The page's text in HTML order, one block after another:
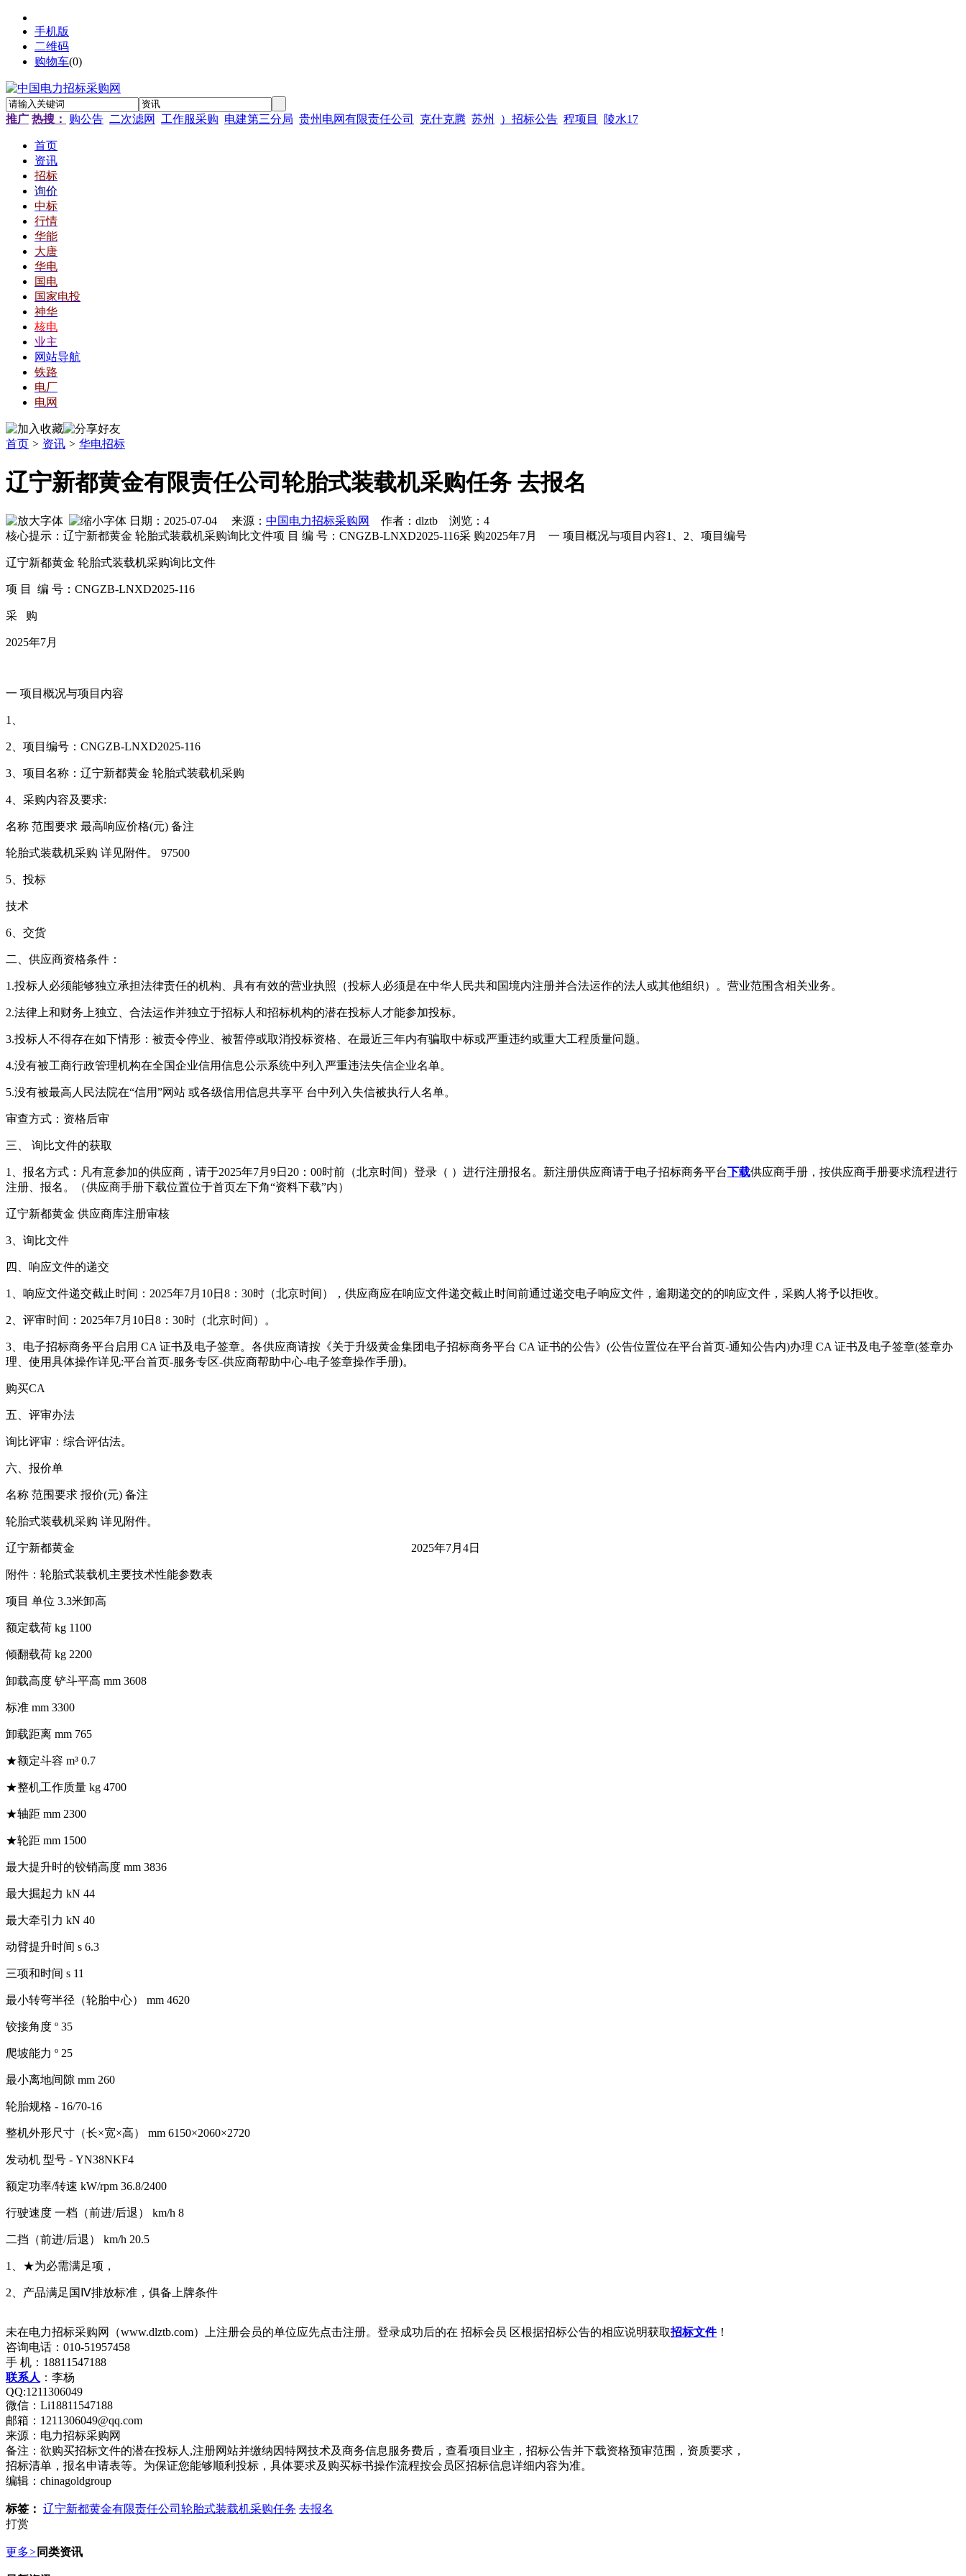
手机版
二维码
购物车(0)
推广 热搜： 购公告 二次滤网 工作服采购 电建第三分局 贵州电网有限责任公司 克什克腾 苏州 ）招标公告 程项目 陵水17
首页
资讯
招标
询价
中标
行情
华能
大唐
华电
国电
国家电投
神华
核电
业主
网站导航
铁路
电厂
电网
首页 > 资讯 > 华电招标
辽宁新都黄金有限责任公司轮胎式装载机采购任务 去报名
日期：2025-07-04 来源： 中国电力招标采购网 作者：dlztb 浏览： 4
核心提示：辽宁新都黄金 轮胎式装载机采购询比文件项 目 编 号：CNGZB-LNXD2025-116采 购2025年7月 一 项目概况与项目内容1、2、项目编号
辽宁新都黄金 轮胎式装载机采购询比文件
项 目 编 号：CNGZB-LNXD2025-116
采 购
2025年7月
一 项目概况与项目内容
1、
2、项目编号：CNGZB-LNXD2025-116
3、项目名称：辽宁新都黄金 轮胎式装载机采购
4、采购内容及要求:
名称 范围要求 最高响应价格(元) 备注
轮胎式装载机采购 详见附件。 97500
5、投标
技术
6、交货
二、供应商资格条件：
1.投标人必须能够独立承担法律责任的机构、具有有效的营业执照（投标人必须是在中华人民共和国境内注册并合法运作的法人或其他组织）。营业范围含相关业务。
2.法律上和财务上独立、合法运作并独立于招标人和招标机构的潜在投标人才能参加投标。
3.投标人不得存在如下情形：被责令停业、被暂停或取消投标资格、在最近三年内有骗取中标或严重违约或重大工程质量问题。
4.没有被工商行政管理机构在全国企业信用信息公示系统中列入严重违法失信企业名单。
5.没有被最高人民法院在“信用”网站 或各级信用信息共享平 台中列入失信被执行人名单。
审查方式：资格后审
三、 询比文件的获取
1、报名方式：凡有意参加的供应商，请于2025年7月9日20：00时前（北京时间）登录（ ）进行注册报名。新注册供应商请于电子招标商务平台下载供应商手册，按供应商手册要求流程进行
注册、报名。（供应商手册下载位置位于首页左下角“资料下载”内）
辽宁新都黄金 供应商库注册审核
3、询比文件
四、响应文件的递交
1、响应文件递交截止时间：2025年7月10日8：30时（北京时间），供应商应在响应文件递交截止时间前通过递交电子响应文件，逾期递交的的响应文件，采购人将予以拒收。
2、评审时间：2025年7月10日8：30时（北京时间）。
3、电子招标商务平台启用 CA 证书及电子签章。各供应商请按《关于升级黄金集团电子招标商务平台 CA 证书的公告》(公告位置位在平台首页-通知公告内)办理 CA 证书及电子签章(签章办
理、使用具体操作详见:平台首页-服务专区-供应商帮助中心-电子签章操作手册)。
购买CA
五、评审办法
询比评审：综合评估法。
六、报价单
名称 范围要求 报价(元) 备注
轮胎式装载机采购 详见附件。
辽宁新都黄金 2025年7月4日
附件：轮胎式装载机主要技术性能参数表
项目 单位 3.3米卸高
额定载荷 kg 1100
倾翻载荷 kg 2200
卸载高度 铲斗平高 mm 3608
标准 mm 3300
卸载距离 mm 765
★额定斗容 m³ 0.7
★整机工作质量 kg 4700
★轴距 mm 2300
★轮距 mm 1500
最大提升时的铰销高度 mm 3836
最大掘起力 kN 44
最大牵引力 kN 40
动臂提升时间 s 6.3
三项和时间 s 11
最小转弯半径（轮胎中心） mm 4620
铰接角度 º 35
爬坡能力 º 25
最小离地间隙 mm 260
轮胎规格 - 16/70-16
整机外形尺寸（长×宽×高） mm 6150×2060×2720
发动机 型号 - YN38NKF4
额定功率/转速 kW/rpm 36.8/2400
行驶速度 一档（前进/后退） km/h 8
二挡（前进/后退） km/h 20.5
1、★为必需满足项，
2、产品满足国Ⅳ排放标准，俱备上牌条件
未在电力招标采购网（www.dlztb.com）上注册会员的单位应先点击注册。登录成功后的在 招标会员 区根据招标公告的相应说明获取招标文件！
咨询电话：010-51957458
手 机：18811547188
联系人 ：李杨
QQ:1211306049
微信：Li18811547188
邮箱：1211306049@qq.com
来源：电力招标采购网
备注：欲购买招标文件的潜在投标人,注册网站并缴纳因特网技术及商务信息服务费后，查看项目业主，招标公告并下载资格预审范围，资质要求，
招标清单，报名申请表等。为保证您能够顺利投标，具体要求及购买标书操作流程按会员区招标信息详细内容为准。
编辑：chinagoldgroup
标签： 辽宁新都黄金有限责任公司轮胎式装载机采购任务 去报名
打赏
更多> 同类资讯